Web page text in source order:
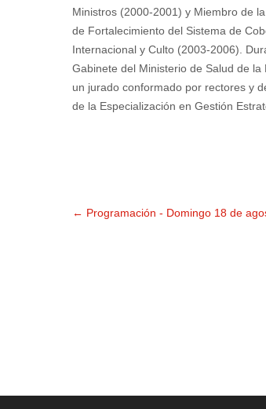
Ministros (2000-2001) y Miembro de
de Fortalecimiento del Sistema de
Internacional y Culto (2003-2006).
Gabinete del Ministerio de Salud de
un jurado conformado por rectores y
de la Especialización en Gestión
← Programación - Domingo 18 de